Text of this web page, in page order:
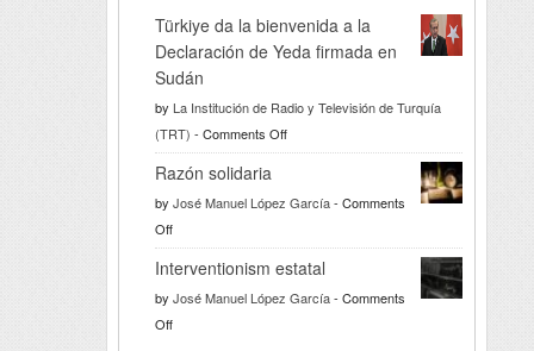
Türkiye da la bienvenida a la
Declaración de Yeda firmada en
Sudán
by La Institución de Radio y Televisión de Turquía
(TRT) - Comments Offon
Türkiye
la
a
Razón solidaria
by José Manuel López García- Comments
Offon
Razón
solidaria
Interventionism estatal
by José Manuel López García- Comments
Offon